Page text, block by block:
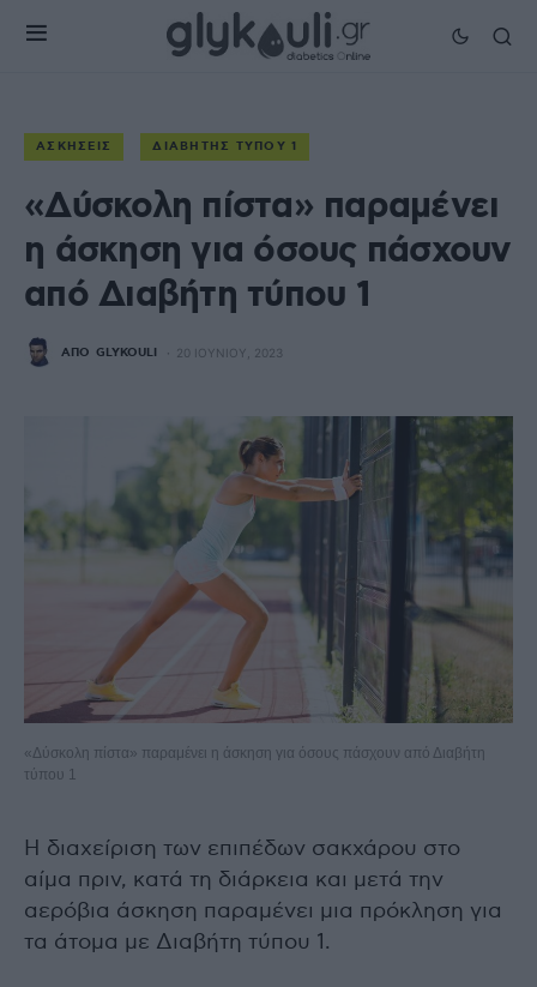
ΑΣΚΉΣΕΙΣ ΔΙΑΒΉΤΗΣ ΤΎΠΟΥ 1
«Δύσκολη πίστα» παραμένει
η άσκηση για όσους πάσχουν
από Διαβήτη τύπου 1
ΑΠΌ GLYKOULI 20 ΙΟΥΝΊΟΥ, 2023
«Δύσκολη πίστα» παραμένει η άσκηση για όσους πάσχουν από Διαβήτη
τύπου 1
Η διαχείριση των επιπέδων σακχάρου στο
αίμα πριν, κατά τη διάρκεια και μετά την
αερόβια άσκηση παραμένει μια πρόκληση για
τα άτομα με Διαβήτη τύπου 1.